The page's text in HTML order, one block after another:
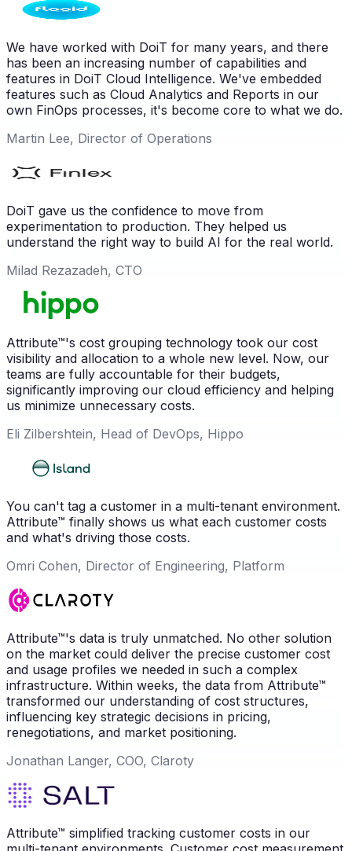
We have worked with DoiT for many years, and there
has been an increasing number of capabilities and
features in DoiT Cloud Intelligence. We've embedded
features such as Cloud Analytics and Reports in our
own FinOps processes, it's become core to what we do.
Martin Lee, Director of Operations
DoiT gave us the confidence to move from
experimentation to production. They helped us
understand the right way to build AI for the real world.
Milad Rezazadeh, CTO
Attribute™'s cost grouping technology took our cost
visibility and allocation to a whole new level. Now, our
teams are fully accountable for their budgets,
significantly improving our cloud efficiency and helping
us minimize unnecessary costs.
Eli Zilbershtein, Head of DevOps, Hippo
You can't tag a customer in a multi-tenant environment.
Attribute™ finally shows us what each customer costs
and what's driving those costs.
Omri Cohen, Director of Engineering, Platform
Attribute™'s data is truly unmatched. No other solution
on the market could deliver the precise customer cost
and usage profiles we needed in such a complex
infrastructure. Within weeks, the data from Attribute™
transformed our understanding of cost structures,
influencing key strategic decisions in pricing,
renegotiations, and market positioning.
Jonathan Langer, COO, Claroty
Attribute™ simplified tracking customer costs in our